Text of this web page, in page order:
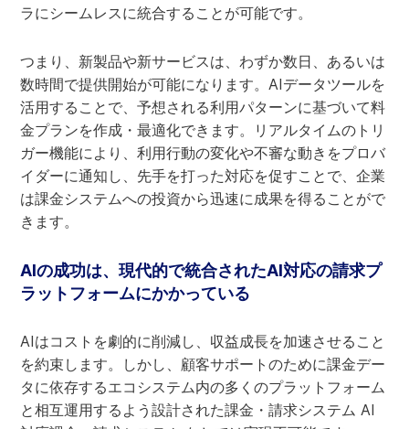
ラにシームレスに統合することが可能です。
つまり、新製品や新サービスは、わずか数日、あるいは
数時間で提供開始が可能になります。AIデータツールを
活用することで、予想される利用パターンに基づいて料
金プランを作成・最適化できます。リアルタイムのトリ
ガー機能により、利用行動の変化や不審な動きをプロバ
イダーに通知し、先手を打った対応を促すことで、企業
は課金システムへの投資から迅速に成果を得ることがで
きます。
AIの成功は、現代的で統合されたAI対応の請求プ
ラットフォームにかかっている
AIはコストを劇的に削減し、収益成長を加速させること
を約束します。しかし、顧客サポートのために課金デー
タに依存するエコシステム内の多くのプラットフォーム
と相互運用するよう設計された課金・請求システム AI